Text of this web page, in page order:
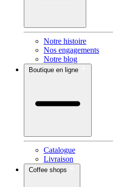
Notre histoire
Nos engagements
Notre blog
Boutique en ligne
Catalogue
Livraison
Coffee shops